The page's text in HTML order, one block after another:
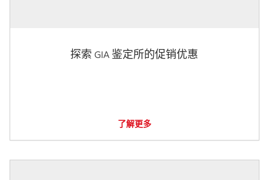
探索 GIA 鉴定所的促销优惠
了解更多